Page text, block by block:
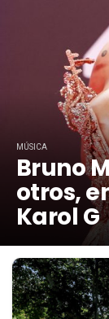
MÚSICA
Bruno
otros,
Karol G